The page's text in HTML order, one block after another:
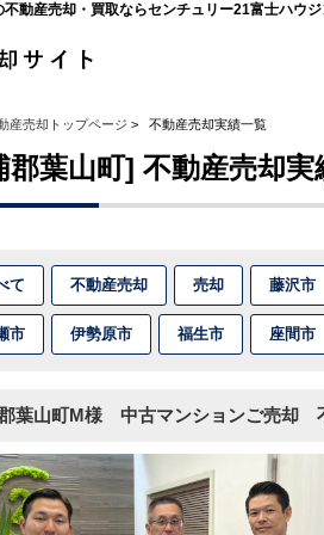
動産売却・買取ならセンチュリー21富士ハウ
産売却トップページ > 不動産売却実績一覧
郡葉山町] 不動産売却実
て 不動産売却 売却 藤沢市
市 伊勢原市 福生市 座間市
葉山町M様 中古マンションご売却